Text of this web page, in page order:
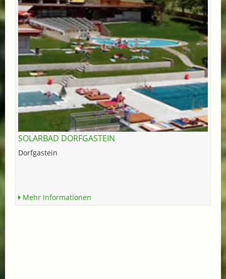
SOLARBAD DORFGASTEIN
Dorfgastein
Mehr Informationen